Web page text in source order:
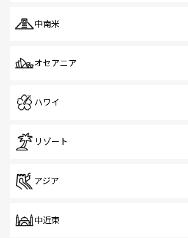
中南米
オセアニア
ハワイ
リゾート
アジア
中近東